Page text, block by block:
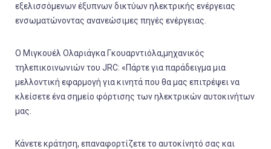
εξελισσόμενων έξυπνων δικτύων ηλεκτρικής ενέργειας
ενσωματώνοντας ανανεώσιμες πηγές ενέργειας.
Ο Μιγκουέλ Ολαριάγκα Γκουαρντιόλα,μηχανικός
τηλεπικοινωνιών του JRC: «Πάρτε για παράδειγμα μια
μελλοντική εφαρμογή για κινητά που θα μας επιτρέψει να
κλείσετε ένα σημείο φόρτισης των ηλεκτρικών αυτοκινήτων
μας.
Κάνετε κράτηση, επαναφορτίζετε το αυτοκίνητό σας και